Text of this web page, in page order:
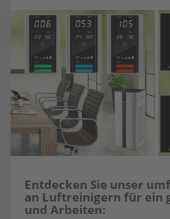
Entdecken Sie unser
an Luftreinigern für ein
und Arbeiten: